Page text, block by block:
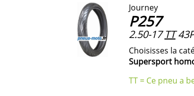
Journey
P257
2.50-17 TT
Choisisses la
Supersport
TT = Ce pneu a